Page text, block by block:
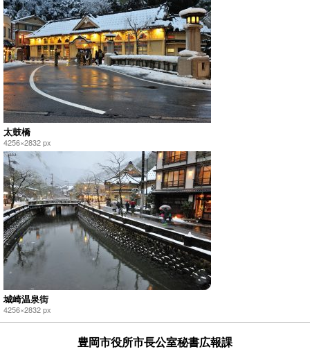
太鼓橋
4256×2832 px
城崎温泉街
4256×2832 px
豊岡市役所市長公室秘書広報課